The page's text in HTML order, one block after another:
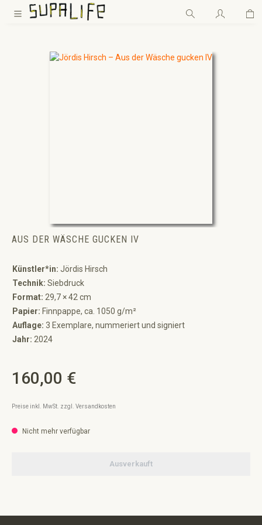
Zum Hauptinhalt springen
AUS DER WÄSCHE GUCKEN IV
Künstler*in: Jördis Hirsch
Technik: Siebdruck
Format: 29,7 × 42 cm
Papier: Finnpappe, ca. 1050 g/m²
Auflage: 3 Exemplare, nummeriert und signiert
Jahr: 2024
Regulärer Preis:
160,00 €
Preise inkl. MwSt. zzgl. Versandkosten
Nicht mehr verfügbar
Ausverkauft